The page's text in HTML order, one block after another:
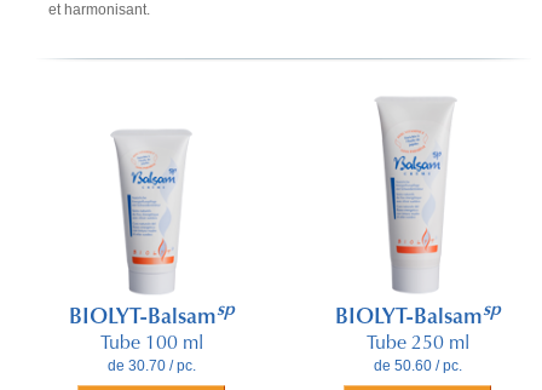
et harmonisant.
BIOLYT-Balsamsp
Tube 100 ml
de 30.70 / pc.
BIOLYT-Balsamsp
Tube 250 ml
de 50.60 / pc.